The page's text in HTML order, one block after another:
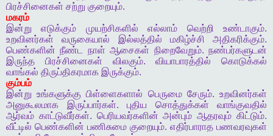
பிரச்சினைகள் சற்று குறையும்.
மகரம்
இன்று
எடுக்கும் முயற்சிகளில் எல்லாம் வெற்றி உண்டாகும்.
உறவினர்கள்
வருகையால் இல்லத்தில் மகிழ்ச்சி அதிகரிக்கும்.
பெண்களின் நீண்ட நாள் ஆசைகள் நிறைவேறும்.நண்பர்களுடன்
இருந்த
பிரச்சினைகள் விலகும்.வியாபாரத்தில்
கொடுக்கல்
வாங்கல் திருப்திகரமாக இருக்கும்.
கும்பம்
இன்று உங்களுக்கு பிள்ளைகளால் பெருமை சேரும்.உறவினர்கள்
அனுகூலமாக
இருப்பார்கள். புதிய சொத்துக்கள்
வாங்குவதில்
ஆர்வம் காட்டுவீர்கள். பெரியவர்களின் அன்பும் ஆதரவும் கிட்டும்.
வீட்டில் பெண்களின் பணிசுமை குறையும். எதிர்பாராத பணவரவுகள்